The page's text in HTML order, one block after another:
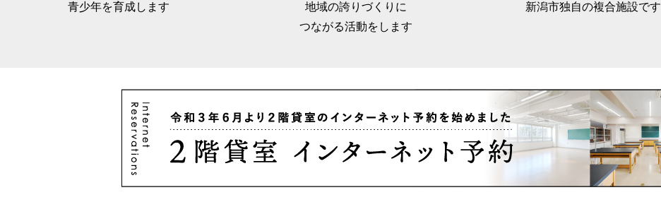
青少年を育成します
地域の誇りづくりに
つながる活動をします
新潟市独自の複合施設です